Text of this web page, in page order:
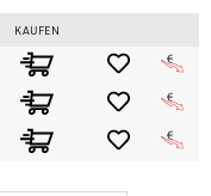
KAUFEN